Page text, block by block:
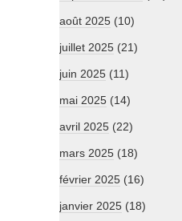
août 2025 (10)
juillet 2025 (21)
juin 2025 (11)
mai 2025 (14)
avril 2025 (22)
mars 2025 (18)
février 2025 (16)
janvier 2025 (18)